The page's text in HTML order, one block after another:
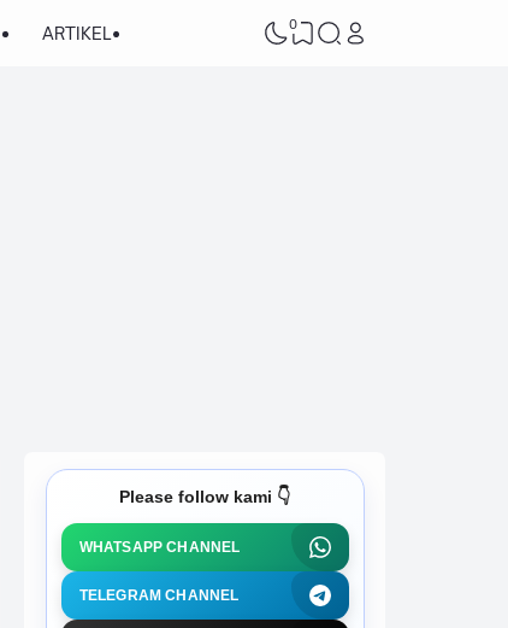
ARTIKEL 0
Please follow kami 👇
WHATSAPP CHANNEL
TELEGRAM CHANNEL